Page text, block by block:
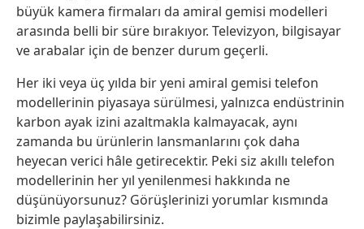
büyük kamera firmaları da amiral gemisi modelleri
arasında belli bir süre bırakıyor. Televizyon, bilgisayar
ve arabalar için de benzer durum geçerli.
Her iki veya üç yılda bir yeni amiral gemisi telefon
modellerinin piyasaya sürülmesi, yalnızca endüstrinin
karbon ayak izini azaltmakla kalmayacak, aynı
zamanda bu ürünlerin lansmanlarını çok daha
heyecan verici hâle getirecektir. Peki siz akıllı telefon
modellerinin her yıl yenilenmesi hakkında ne
düşünüyorsunuz? Görüşlerinizi yorumlar kısmında
bizimle paylaşabilirsiniz.